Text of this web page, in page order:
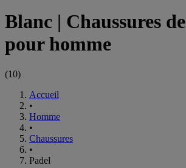
Blanc | Chaussures
pour homme
(10)
Accueil
•
Homme
•
Chaussures
•
Padel